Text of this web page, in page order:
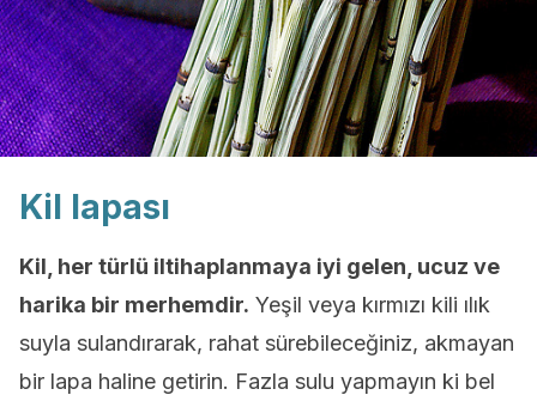
Kil lapası
Kil, her türlü iltihaplanmaya iyi gelen, ucuz ve
harika bir merhemdir. Yeşil veya kırmızı kili ılık
suyla sulandırarak, rahat sürebileceğiniz, akmayan
bir lapa haline getirin. Fazla sulu yapmayın ki bel